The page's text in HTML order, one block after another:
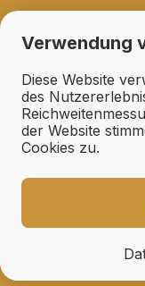
Verwendung
Diese Website
des
der Website
Cookies zu.